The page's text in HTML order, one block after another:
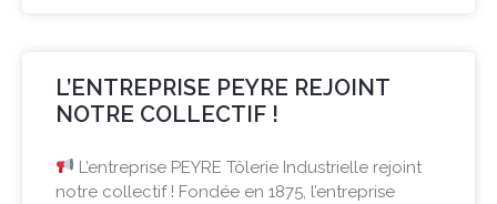
L’ENTREPRISE PEYRE REJOINT
NOTRE COLLECTIF !
L’entreprise PEYRE Tôlerie Industrielle rejoint
notre collectif ! Fondée en 1875, l’entreprise